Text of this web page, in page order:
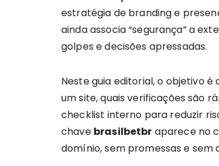
estratégia de branding e
ainda associa “segurança” a
golpes e decisões apressadas.
Neste guia editorial, o objetivo
um site, quais verificações são
checklist interno para reduzir
chave brasilbetbr aparece no
domínio, sem promessas e sem